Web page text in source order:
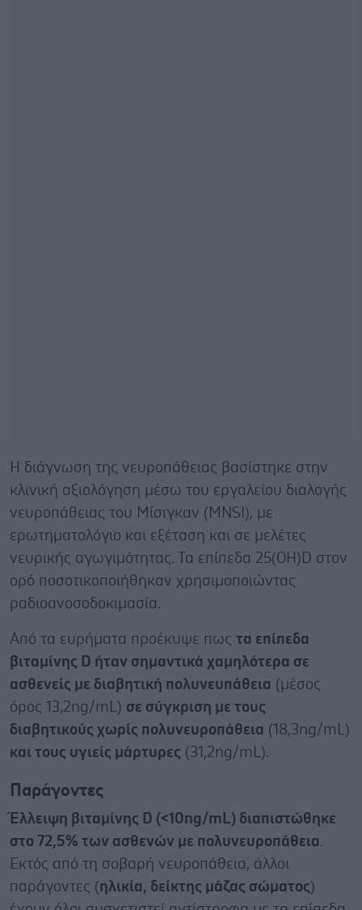
Η διάγνωση της νευροπάθειας βασίστηκε στην
κλινική αξιολόγηση μέσω του εργαλείου διαλογής
νευροπάθειας του Μίσιγκαν (MNSI), με
ερωτηματολόγιο και εξέταση και σε μελέτες
νευρικής αγωγιμότητας. Τα επίπεδα 25(OH)D στον
ορό ποσοτικοποιήθηκαν χρησιμοποιώντας
ραδιοανοσοδοκιμασία.
Από τα ευρήματα προέκυψε πως τα επίπεδα
βιταμίνης D ήταν σημαντικά χαμηλότερα σε
ασθενείς με διαβητική πολυνευπάθεια (μέσος
όρος 13,2ng/mL) σε σύγκριση με τους
διαβητικούς χωρίς πολυνευροπάθεια (18,3ng/mL)
και τους υγιείς μάρτυρες (31,2ng/mL).
Παράγοντες
Έλλειψη βιταμίνης D (<10ng/mL) διαπιστώθηκε
στο 72,5% των ασθενών με πολυνευροπάθεια.
Εκτός από τη σοβαρή νευροπάθεια, άλλοι
παράγοντες (ηλικία, δείκτης μάζας σώματος)